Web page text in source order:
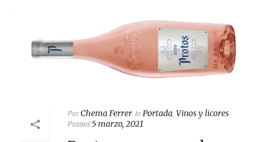
PorChema Ferrer In Portada Vinos y licores
Posted5 marzo, 2021